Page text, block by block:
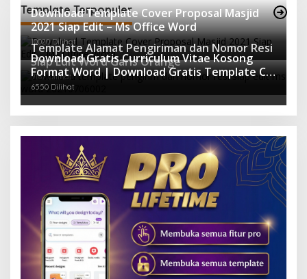
Template Terpopuler
Download Template Cover Proposal Masjid
2021 Siap Edit – Ms Office Word
10020 Dilihat
Template Alamat Pengiriman dan Nomor Resi
Siap Edit Word Garis Orange
9167 Dilihat
Download Gratis Curriculum Vitae Kosong
Format Word | Download Gratis Template CV
Lamaran Kerja Doc Mudah Diedit
6550 Dilihat